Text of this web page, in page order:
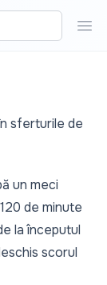
sferturile de
un meci
de minute
la începutul
scorul